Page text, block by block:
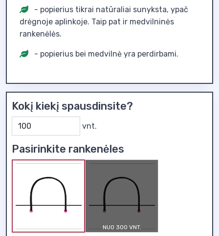
- popierius tikrai natūraliai sunyksta, ypač
drėgnoje aplinkoje. Taip pat ir medvilninės
rankenėlės.
- popierius bei medvilnė yra perdirbami.
Kokį kiekį spausdinsite?
vnt.
Pasirinkite rankenėles
NUO 300 VNT.